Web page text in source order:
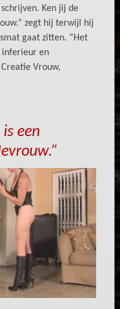
Ken jij de
zegt hij terwijl hij
gaat zitten. “Het
inferieur en
Vrouw,
een